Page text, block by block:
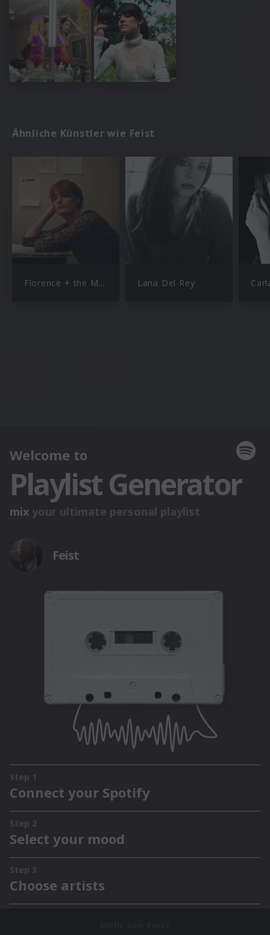
Ähnliche Künstler wie Feist
Florence + the Machine Lana Del Rey